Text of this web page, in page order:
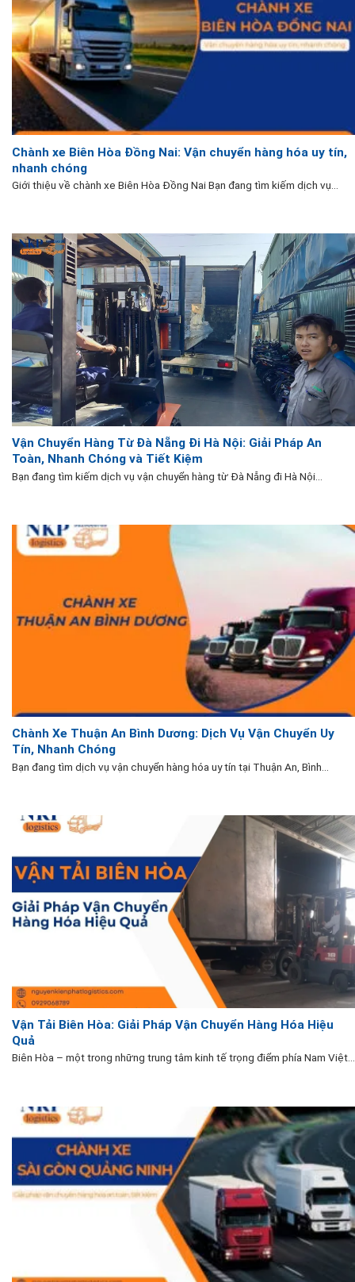
Chành xe Biên Hòa Đồng Nai: Vận chuyển hàng hóa uy tín,
nhanh chóng
Giới thiệu về chành xe Biên Hòa Đồng Nai Bạn đang tìm kiếm dịch vụ...
Vận Chuyển Hàng Từ Đà Nẵng Đi Hà Nội: Giải Pháp An
Toàn, Nhanh Chóng và Tiết Kiệm
Bạn đang tìm kiếm dịch vụ vận chuyển hàng từ Đà Nẵng đi Hà Nội...
Chành Xe Thuận An Bình Dương: Dịch Vụ Vận Chuyển Uy
Tín, Nhanh Chóng
Bạn đang tìm dịch vụ vận chuyển hàng hóa uy tín tại Thuận An, Bình...
Vận Tải Biên Hòa: Giải Pháp Vận Chuyển Hàng Hóa Hiệu
Quả
Biên Hòa – một trong những trung tâm kinh tế trọng điểm phía Nam Việt...